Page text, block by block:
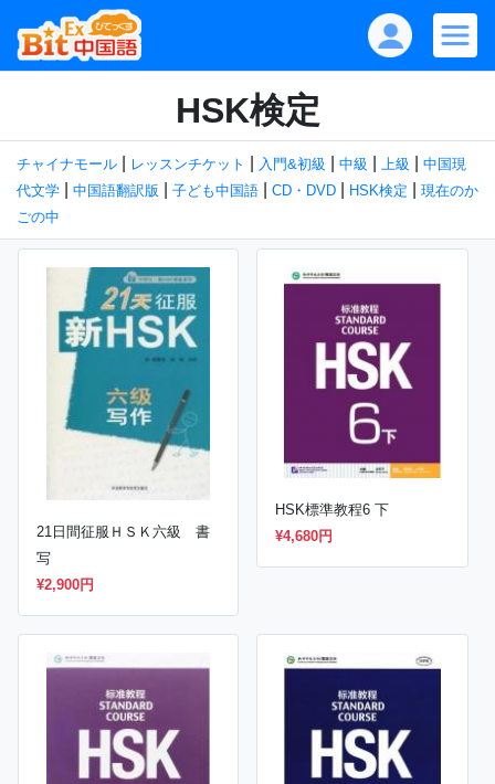
HSK検定
チャイナモール レッスンチケット 入門&初級 中級 上級
中国現
代文学
中国語翻訳版 子ども中国語 CD・DVD HSK検定
現在のか
ごの中
21日間征服ＨＳＫ六級 書
写
¥2,900円
HSK標準教程6 下
¥4,680円